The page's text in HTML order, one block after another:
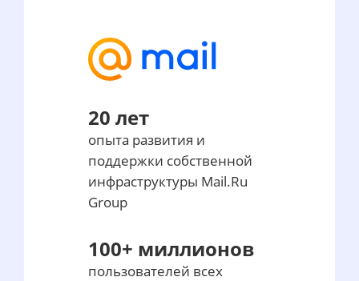
20 лет
опыта развития и
поддержки собственной
инфраструктуры Mail.Ru
Group
100+ миллионов
пользователей всех